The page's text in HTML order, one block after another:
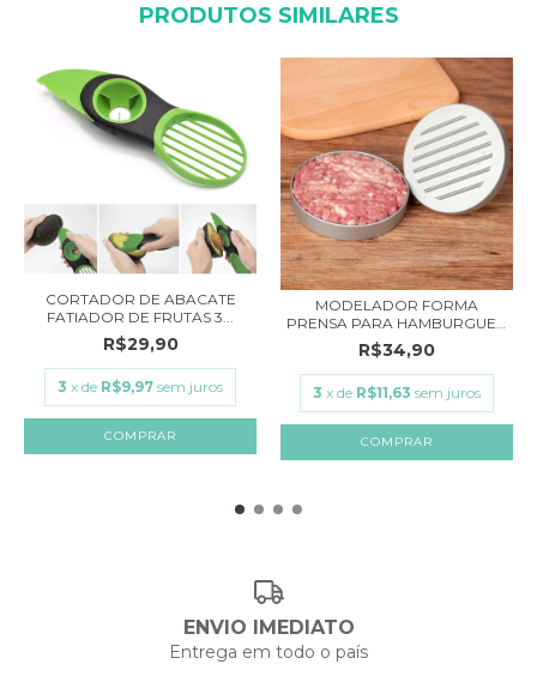
PRODUTOS SIMILARES
CORTADOR DE ABACATE
FATIADOR DE FRUTAS 3...
R$29,90
3 x de R$9,97 sem juros
MODELADOR FORMA
PRENSA PARA HAMBURGUER
G...
R$34,90
3 x de R$11,63 sem juros
ENVIO IMEDIATO
Entrega em todo o país